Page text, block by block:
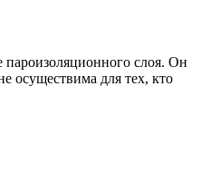
пароизоляционного слоя. Он
осуществима для тех, кто